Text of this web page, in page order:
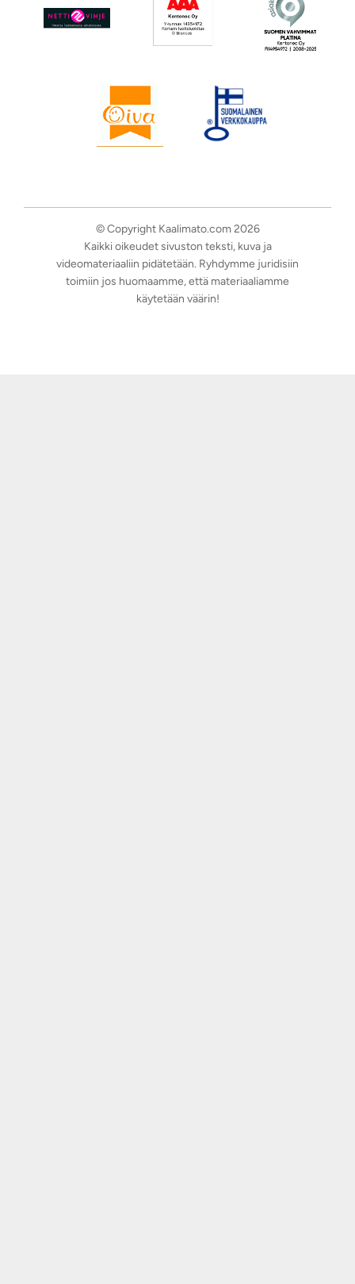
© Copyright Kaalimato.com 2026
Kaikki oikeudet sivuston teksti, kuva ja
videomateriaaliin pidätetään. Ryhdymme juridisiin
toimiin jos huomaamme, että materiaaliamme
käytetään väärin!